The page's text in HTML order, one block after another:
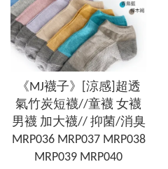
《MJ襪子》[涼感]超透
氣竹炭短襪//童襪 女襪
男襪 加大襪// 抑菌/消臭
MRP036 MRP037 MRP038
MRP039 MRP040